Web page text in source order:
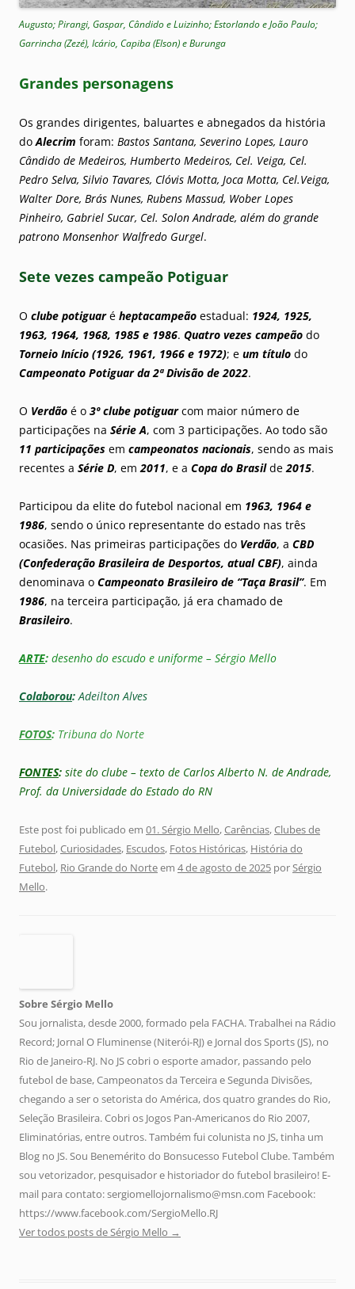
Augusto; Pirangi, Gaspar, Cândido e Luizinho; Estorlando e João Paulo;
Garrincha (Zezé), Icário, Capiba (Elson) e Burunga
Grandes personagens
Os grandes dirigentes, baluartes e abnegados da história
doAlecrim foram: Bastos Santana, Severino Lopes, Lauro
Cândido de Medeiros, Humberto Medeiros, Cel. Veiga, Cel.
Pedro Selva, Silvio Tavares, Clóvis Motta, Joca Motta, Cel.Veiga,
Walter Dore, Brás Nunes, Rubens Massud, Wober Lopes
Pinheiro, Gabriel Sucar, Cel. Solon Andrade, além do grande
patrono Monsenhor Walfredo Gurgel.
Sete vezes campeão Potiguar
O clube potiguaré heptacampeão estadual: 1924, 1925,
1963, 1964, 1968, 1985 e 1986. Quatro vezes campeão do
Torneio Início (1926, 1961, 1966 e 1972); e um título do
Campeonato Potiguar da 2ª Divisão de 2022.
O Verdão é o 3º clube potiguarcom maior número de
participações na Série A, com 3 participações. Ao todo são
11 participações em campeonatos nacionais, sendo as mais
recentes a Série D, em2011, e a Copa do Brasilde2015.
Participou da elite do futebol nacional em 1963, 1964 e
1986, sendo o único representante do estado nas três
ocasiões. Nas primeiras participações do Verdão, a CBD
(Confederação Brasileira de Desportos, atual CBF), ainda
denominava o Campeonato Brasileiro de “Taça Brasil”. Em
1986, na terceira participação, já era chamado de
Brasileiro.
ARTE: desenho do escudo e uniforme – Sérgio Mello
Colaborou:Adeilton Alves
FOTOS: Tribuna do Norte
FONTES: site do clube – texto de Carlos Alberto N. de Andrade,
Prof. da Universidade do Estado do RN
Este post foi publicado em 01. Sérgio Mello,Carências,Clubes de
Futebol,Curiosidades, Escudos, Fotos Históricas, História do
Futebol, Rio Grande do Norteem 4 de agosto de 2025 porSérgio
Mello.
Sobre Sérgio Mello
Sou jornalista, desde 2000, formado pela FACHA. Trabalhei na Rádio
Record; Jornal O Fluminense (Niterói-RJ) e Jornal dos Sports (JS), no
Rio de Janeiro-RJ. No JS cobri o esporte amador, passando pelo
futebol de base, Campeonatos da Terceira e Segunda Divisões,
chegando a ser o setorista do América, dos quatro grandes do Rio,
Seleção Brasileira. Cobri os Jogos Pan-Americanos do Rio 2007,
Eliminatórias, entre outros. Também fui colunista no JS, tinha um
Blog no JS. Sou Benemérito do Bonsucesso Futebol Clube. Também
sou vetorizador, pesquisador e historiador do futebol brasileiro! E-
mail para contato: sergiomellojornalismo@msn.com Facebook:
https://www.facebook.com/SergioMello.RJ
Ver todos posts de Sérgio Mello →